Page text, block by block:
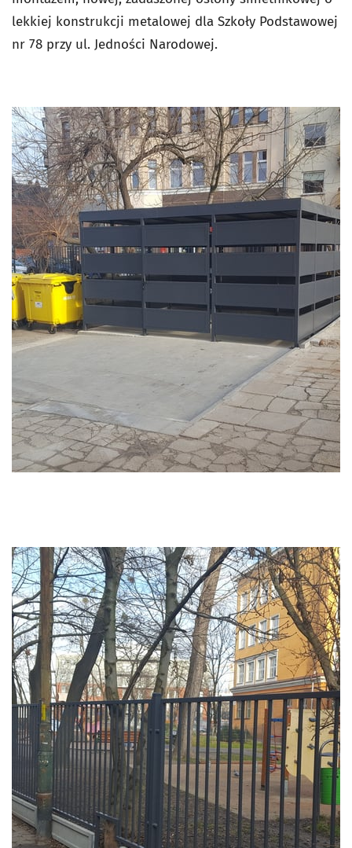
lekkiej konstrukcji metalowej dla Szkoły Podstawowej
nr 78 przy ul. Jedności Narodowej.